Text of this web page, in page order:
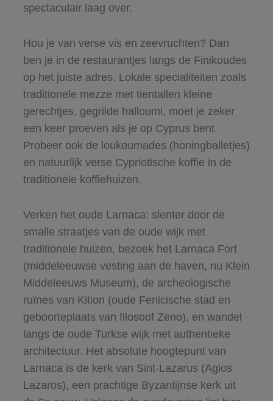
spectaculair laag over.
Hou je van verse vis en zeevruchten? Dan
ben je in de restaurantjes langs de Finikoudes
op het juiste adres. Lokale specialiteiten zoals
traditionele mezze met tientallen kleine
gerechtjes, gegrilde halloumi, moet je zeker
een keer proeven als je op Cyprus bent.
Probeer ook de loukoumades (honingballetjes)
en natuurlijk verse Cypriotische koffie in de
traditionele koffiehuizen.
Verken het oude Larnaca: slenter door de
smalle straatjes van de oude wijk met
traditionele huizen, bezoek het Larnaca Fort
(middeleeuwse vesting aan de haven, nu Klein
Middeleeuws Museum), de archeologische
ruïnes van Kition (oude Fenicische stad en
geboorteplaats van filosoof Zeno), en wandel
langs de oude Turkse wijk met authentieke
architectuur. Het absolute hoogtepunt van
Larnaca is de kerk van Sint-Lazarus (Agios
Lazaros), een prachtige Byzantijnse kerk uit